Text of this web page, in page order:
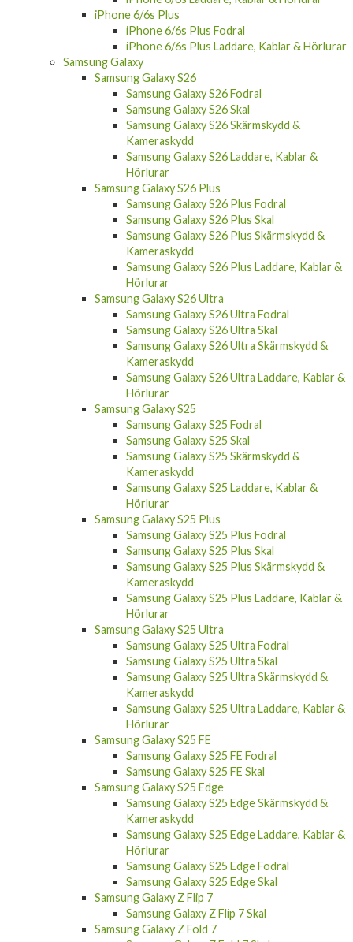
iPhone 6/6s Plus
iPhone 6/6s Plus Fodral
iPhone 6/6s Plus Laddare, Kablar & Hörlurar
Samsung Galaxy
Samsung Galaxy S26
Samsung Galaxy S26 Fodral
Samsung Galaxy S26 Skal
Samsung Galaxy S26 Skärmskydd &
Kameraskydd
Samsung Galaxy S26 Laddare, Kablar &
Hörlurar
Samsung Galaxy S26 Plus
Samsung Galaxy S26 Plus Fodral
Samsung Galaxy S26 Plus Skal
Samsung Galaxy S26 Plus Skärmskydd &
Kameraskydd
Samsung Galaxy S26 Plus Laddare, Kablar &
Hörlurar
Samsung Galaxy S26 Ultra
Samsung Galaxy S26 Ultra Fodral
Samsung Galaxy S26 Ultra Skal
Samsung Galaxy S26 Ultra Skärmskydd &
Kameraskydd
Samsung Galaxy S26 Ultra Laddare, Kablar &
Hörlurar
Samsung Galaxy S25
Samsung Galaxy S25 Fodral
Samsung Galaxy S25 Skal
Samsung Galaxy S25 Skärmskydd &
Kameraskydd
Samsung Galaxy S25 Laddare, Kablar &
Hörlurar
Samsung Galaxy S25 Plus
Samsung Galaxy S25 Plus Fodral
Samsung Galaxy S25 Plus Skal
Samsung Galaxy S25 Plus Skärmskydd &
Kameraskydd
Samsung Galaxy S25 Plus Laddare, Kablar &
Hörlurar
Samsung Galaxy S25 Ultra
Samsung Galaxy S25 Ultra Fodral
Samsung Galaxy S25 Ultra Skal
Samsung Galaxy S25 Ultra Skärmskydd &
Kameraskydd
Samsung Galaxy S25 Ultra Laddare, Kablar &
Hörlurar
Samsung Galaxy S25 FE
Samsung Galaxy S25 FE Fodral
Samsung Galaxy S25 FE Skal
Samsung Galaxy S25 Edge
Samsung Galaxy S25 Edge Skärmskydd &
Kameraskydd
Samsung Galaxy S25 Edge Laddare, Kablar &
Hörlurar
Samsung Galaxy S25 Edge Fodral
Samsung Galaxy S25 Edge Skal
Samsung Galaxy Z Flip 7
Samsung Galaxy Z Flip 7 Skal
Samsung Galaxy Z Fold 7